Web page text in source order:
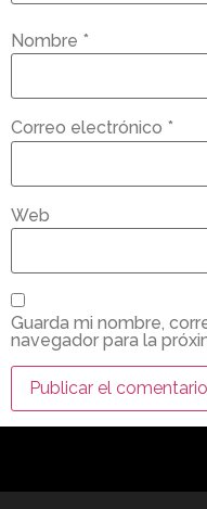
Nombre *
Correo electrónico *
Web
Guarda mi nombre,
navegador para la